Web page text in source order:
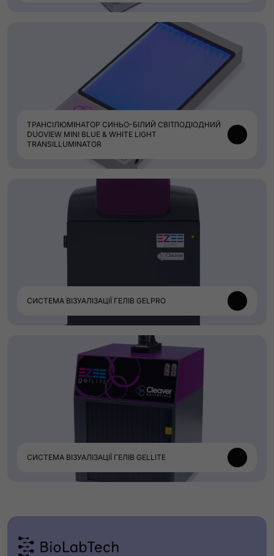
ТРАНСІЛЮМІНАТОР СИНЬО-БІЛИЙ СВІТЛОДІОДНИЙ
DUOVIEW MINI BLUE & WHITE LIGHT
TRANSILLUMINATOR
СИСТЕМА ВІЗУАЛІЗАЦІЇ ГЕЛІВ GELPRO
СИСТЕМА ВІЗУАЛІЗАЦІЇ ГЕЛІВ GELLITE